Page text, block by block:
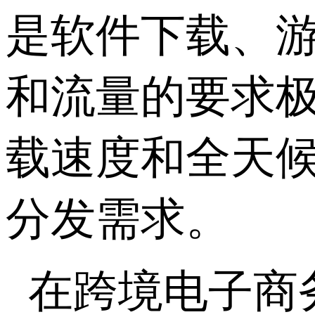
是软件下载、
和流量的要求
载速度和全天
分发需求。
在跨境电子商